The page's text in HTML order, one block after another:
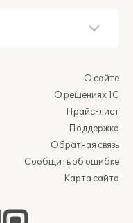
О сайте
О решениях 1С
Прайс-лист
Поддержка
Обратная связь
Сообщить об ошибке
Карта сайта